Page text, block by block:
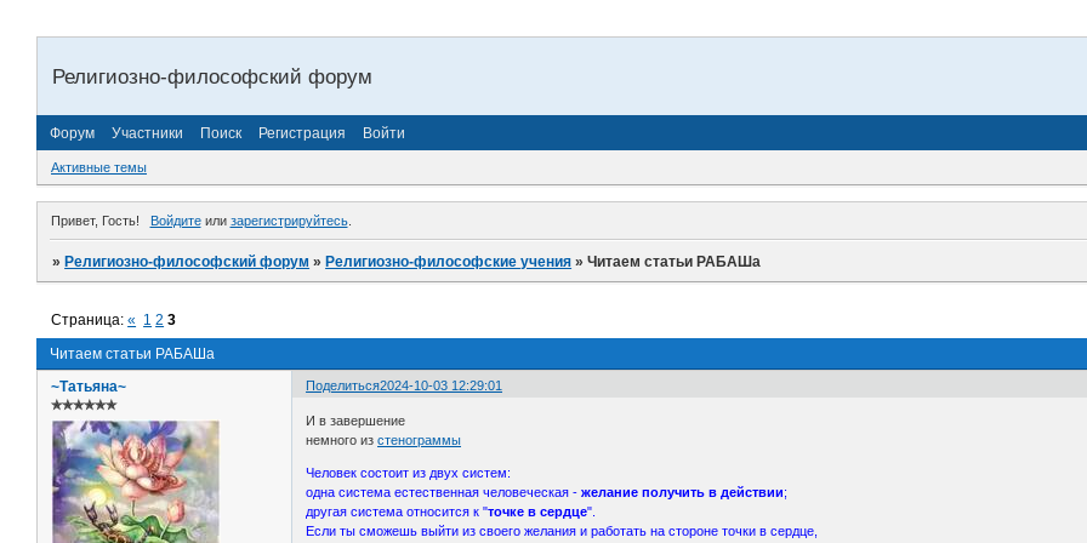
Религиозно-философский форум
Форум Участники Поиск Регистрация Войти
Активные темы
Привет, Гость! Войдитеили зарегистрируйтесь.
»Религиозно-философский форум »Религиозно-философские учения »Читаем статьи РАБАШа
Читаем статьи РАБАШа
Страница:« 1 2 3
Поделиться2024-10-03 12:29:01
~Татьяна~
✯✯✯✯✯✯
И в завершение
немного изстенограммы
Человек состоит из двух систем:
одна система естественная человеческая -желание получить в действии;
другая система относится к "точке в сердце".
Если ты сможешь выйти из своего желания и работать на стороне точки в сердце,